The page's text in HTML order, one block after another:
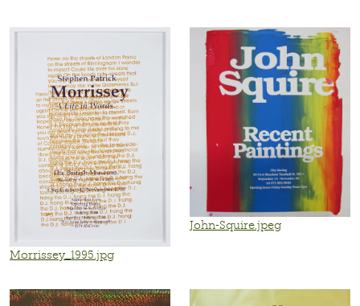
Morrissey_1995.jpg
John-Squire.jpeg